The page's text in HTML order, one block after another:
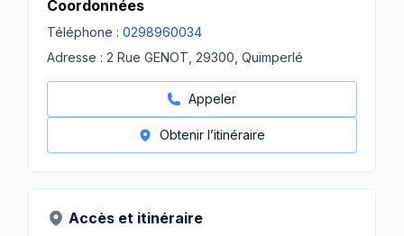
Coordonnées
Téléphone : 0298960034
Adresse : 2 Rue GENOT, 29300, Quimperlé
Appeler
Obtenir l’itinéraire
Accès et itinéraire